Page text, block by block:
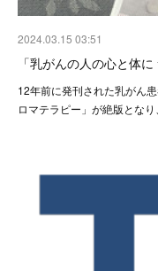
2024.03.15 03:51
「乳がんの人の心と体
12年前に発刊された乳がん
ロマテラピー」が絶版とな